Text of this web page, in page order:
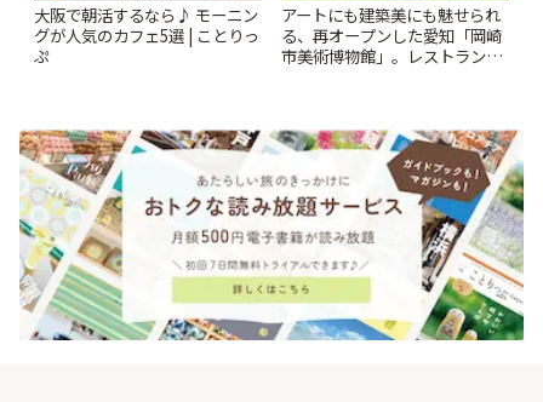
大阪で朝活するなら♪ モーニン
グが人気のカフェ5選 | ことりっ
ぷ
アートにも建築美にも魅せられ
る、再オープンした愛知「岡崎
市美術博物館」。レストランや